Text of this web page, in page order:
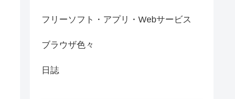
フリーソフト・アプリ・Webサービス
ブラウザ色々
日誌